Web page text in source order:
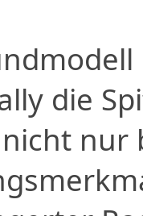
die
nur